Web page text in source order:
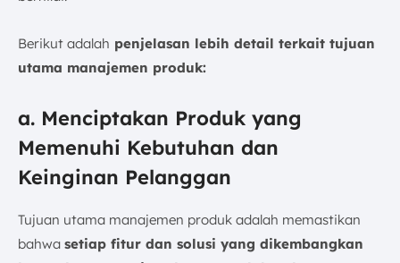
Berikut adalah penjelasan lebih detail terkait tujuan
utama manajemen produk:
a. Menciptakan Produk yang
Memenuhi Kebutuhan dan
Keinginan Pelanggan
Tujuan utama manajemen produk adalah memastikan
bahwa setiap fitur dan solusi yang dikembangkan